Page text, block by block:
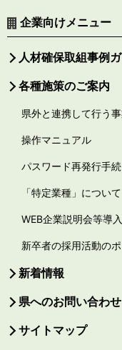
企業向けメニュー
人材確保取組事例
各種施策のご案内
県外と連携して行う
操作マニュアル
パスワード再発行手続
「特定業種」について
WEB企業説明会等導
新卒者の採用活動の
新着情報
県へのお問い合わせ
サイトマップ